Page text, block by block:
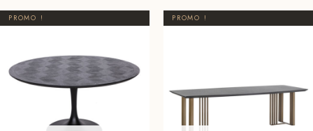
prix
croissant
PROMO !Le
prix
était :
2033,00 €.
prix
est :
1955,00 €.
PROMO !
prix
prix